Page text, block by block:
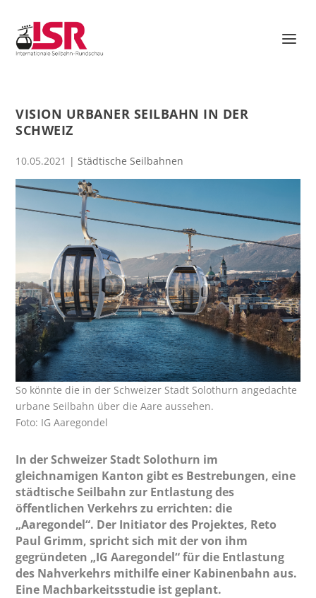
VISION URBANER SEILBAHN IN DER
SCHWEIZ
10.05.2021 |Städtische Seilbahnen
So könnte die in der Schweizer Stadt Solothurn angedachte
urbane Seilbahn über die Aare aussehen.
Foto: IG Aaregondel
In der Schweizer Stadt Solothurn im
gleichnamigen Kanton gibt es Bestrebungen, eine
städtische Seilbahn zur Entlastung des
öffentlichen Verkehrs zu errichten: die
„Aaregondel“. Der Initiator des Projektes, Reto
Paul Grimm, spricht sich mit der von ihm
gegründeten „IG Aaregondel“ für die Entlastung
des Nahverkehrs mithilfe einer Kabinenbahn aus.
Eine Machbarkeitsstudie ist geplant.